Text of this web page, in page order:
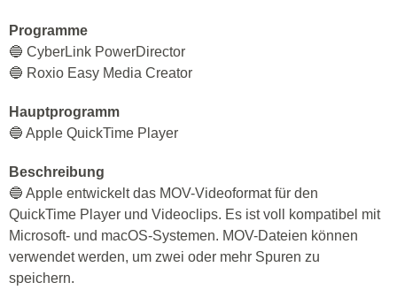
Programme
🔵 CyberLink PowerDirector
🔵 Roxio Easy Media Creator
Hauptprogramm
🔵 Apple QuickTime Player
Beschreibung
🔵 Apple entwickelt das MOV-Videoformat für den
QuickTime Player und Videoclips. Es ist voll kompatibel mit
Microsoft- und macOS-Systemen. MOV-Dateien können
verwendet werden, um zwei oder mehr Spuren zu
speichern.